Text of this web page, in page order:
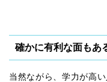
確かに有利な面もあ
当然ながら、学力が高い